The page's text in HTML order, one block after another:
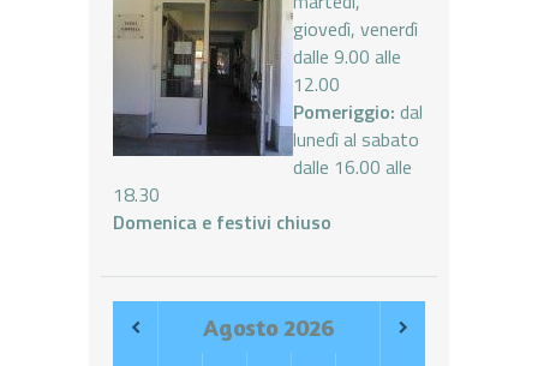
giovedì, venerdì
dalle 9.00 alle
12.00
Pomeriggio: dal
lunedì al sabato
dalle 16.00 alle
18.30
Domenica e festivi chiuso
Agosto 2026